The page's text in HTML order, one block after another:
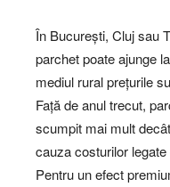
În București, Cluj sau
parchet poate ajunge
mediul rural prețurile
Față de anul trecut,
scumpit mai mult
cauza costurilor
Pentru un efect